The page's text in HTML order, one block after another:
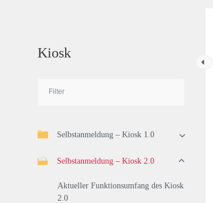
Kiosk
Selbstanmeldung – Kiosk 1.0
Selbstanmeldung – Kiosk 2.0
Aktueller Funktionsumfang des Kiosk
2.0